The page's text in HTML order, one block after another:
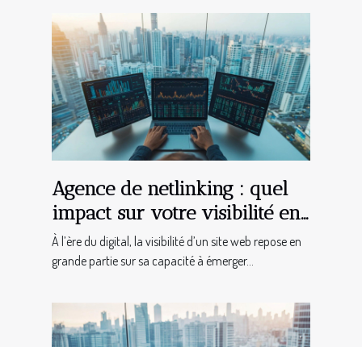
Agence de netlinking : quel
impact sur votre visibilité en
ligne ?
À l’ère du digital, la visibilité d’un site web repose en
grande partie sur sa capacité à émerger...